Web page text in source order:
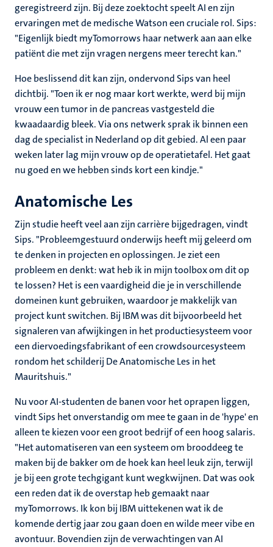
geregistreerd zijn. Bij deze zoektocht speelt AI en zijn
ervaringen met de medische Watson een cruciale rol. Sips:
"Eigenlijk biedt myTomorrows haar netwerk aan aan elke
patiënt die met zijn vragen nergens meer terecht kan."
Hoe beslissend dit kan zijn, ondervond Sips van heel
dichtbij. "Toen ik er nog maar kort werkte, werd bij mijn
vrouw een tumor in de pancreas vastgesteld die
kwaadaardig bleek. Via ons netwerk sprak ik binnen een
dag de specialist in Nederland op dit gebied. Al een paar
weken later lag mijn vrouw op de operatietafel. Het gaat
nu goed en we hebben sinds kort een kindje."
Anatomische Les
Zijn studie heeft veel aan zijn carrière bijgedragen, vindt
Sips. "Probleemgestuurd onderwijs heeft mij geleerd om
te denken in projecten en oplossingen. Je ziet een
probleem en denkt: wat heb ik in mijn toolbox om dit op
te lossen? Het is een vaardigheid die je in verschillende
domeinen kunt gebruiken, waardoor je makkelijk van
project kunt switchen. Bij IBM was dit bijvoorbeeld het
signaleren van afwijkingen in het productiesysteem voor
een diervoedingsfabrikant of een crowdsourcesysteem
rondom het schilderij De Anatomische Les in het
Mauritshuis."
Nu voor AI-studenten de banen voor het oprapen liggen,
vindt Sips het onverstandig om mee te gaan in de 'hype' en
alleen te kiezen voor een groot bedrijf of een hoog salaris.
"Het automatiseren van een systeem om brooddeeg te
maken bij de bakker om de hoek kan heel leuk zijn, terwijl
je bij een grote techgigant kunt wegkwijnen. Dat was ook
een reden dat ik de overstap heb gemaakt naar
myTomorrows. Ik kon bij IBM uittekenen wat ik de
komende dertig jaar zou gaan doen en wilde meer vibe en
avontuur. Bovendien zijn de verwachtingen van AI